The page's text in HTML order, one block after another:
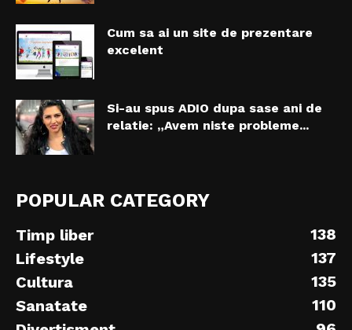
Cum sa ai un site de prezentare
excelent
Si-au spus ADIO dupa sase ani de
relatie: „Avem niste probleme...
POPULAR CATEGORY
Timp liber
138
Lifestyle
137
Cultura
135
Sanatate
110